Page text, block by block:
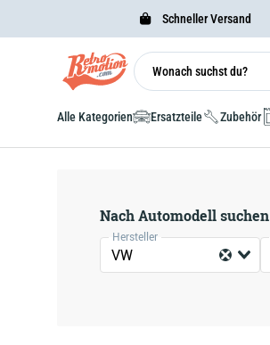
Schneller Versand
Alle Kategorien Ersatzteile Zubehör
Nach Automodell suchen
Hersteller
VW